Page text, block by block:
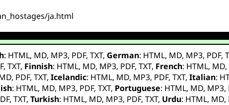
ja.html
: HTML, MD, MP3, PDF,TXT, German: HTML, MD, MP3, PDF,
,TXT, Finnish: HTML, MD, MP3, PDF,TXT, French: HTML, MD,
, PDF,TXT,Icelandic: HTML, MD, MP3, PDF,TXT,Italian:
: HTML, MD, MP3, PDF,TXT, Portuguese: HTML, MD, MP3,
,TXT,Turkish: HTML, MD, MP3, PDF,TXT, Urdu: HTML, MD,